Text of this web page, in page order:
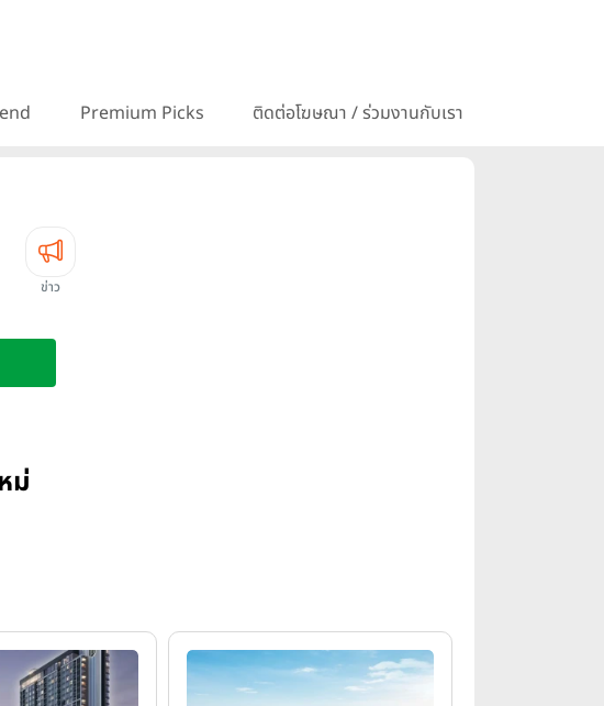
Premium Picks ติดต่อโฆษณา / ร่วมงานกับเรา
ข่าว
ม่